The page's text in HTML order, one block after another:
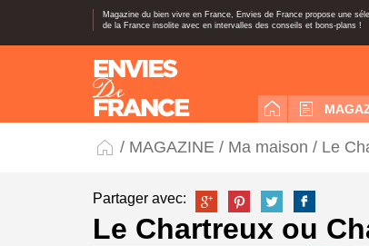
Magazine du bien vivre en France, Envies de France propose une
de la France insolite avec en intervalles des conseils et bons-plans !
/ MAGAZINE / Ma maison / Le
Partager avec:
Le Chartreux ou